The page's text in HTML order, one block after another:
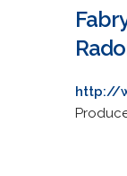
http://